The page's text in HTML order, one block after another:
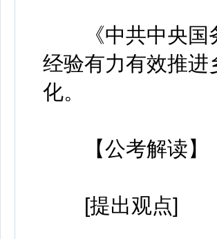
《中共中央国务
经验有力有效推进
化。
【公考解读】
[提出观点]